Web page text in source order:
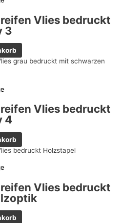
Vlies bedruckt
3
Vlies bedruckt
4
Vlies bedruckt